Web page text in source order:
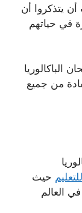
يتذكروا أن
في حياتهم
الباكالوريا
من جميع
حيث
العالم